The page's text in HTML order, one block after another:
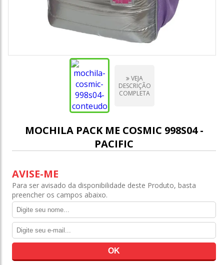
VEJA
DESCRIÇÃO
COMPLETA
MOCHILA PACK ME COSMIC 998S04 -
PACIFIC
AVISE-ME
Para ser avisado da disponibilidade deste Produto, basta
preencher os campos abaixo.